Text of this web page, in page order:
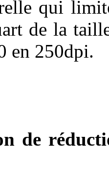
qui
de la
en 250dpi.
de